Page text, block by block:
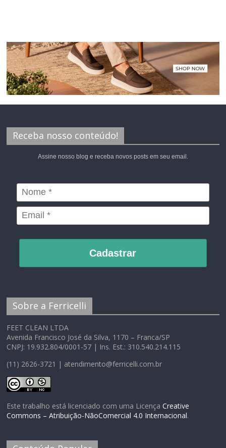
Receba nosso conteúdo!
Assine nosso blog e receba novos posts em seu email.
Cadastrar
Sobre a Ferricelli
FEET CLEAN LTDA
Avenida Francisco José da Silva, 1170 – Franca/SP
CNPJ: 19.932.804/0001-57 | Ins. Est.: 310.540.214.115
(11) 2626-3721 | atendimento@ferricelli.com.br
Este trabalho está licenciado com uma LicençaCreative
Commons – Atribuição-NãoComercial 4.0 Internacional.